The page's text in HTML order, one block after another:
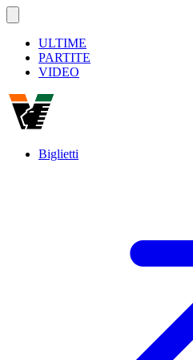
ULTIME
PARTITE
VIDEO
Biglietti